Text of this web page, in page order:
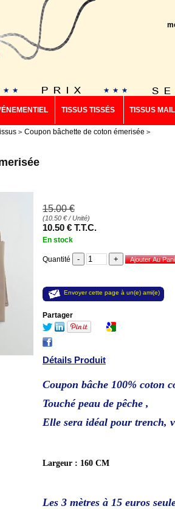
TISSUS TISSÉS TISSUS
Coupon bâchette de coton émerisée
15.00 €
(10.50 €/ Unité)
10.50 € T.T.C.
En stock
Quantité
Envoyer cette page à un(e) ami(e)
Partager
Détails Produit
Coupon bâche 100% coton
Touché peau de pêche ,
Elle sera idéal pour trench,
Largeur : 160 CM
Les 3 mètres à 15 euros